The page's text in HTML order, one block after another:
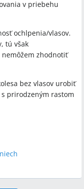
v priebehu
ochlpenia/vlasov.
tú však
nemôžem zhodnotiť
bez vlasov urobiť
prirodzeným rastom